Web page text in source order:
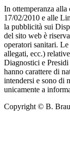
In ottemperanza
17/02/2010 e alle
la pubblicità sui
del sito web è
operatori sanitari.
allegati, ecc.)
Diagnostici e
hanno carattere di
intendersi e sono di
unicamente a
Copyright © B.